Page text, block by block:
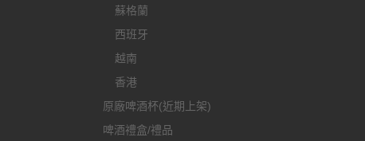
蘇格蘭
西班牙
越南
香港
原廠啤酒杯(近期上架)
啤酒禮盒/禮品